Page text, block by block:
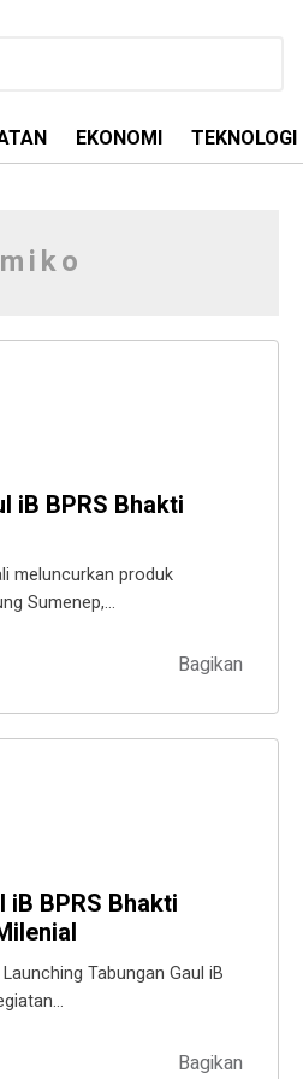
EKONOMI TEKNOLOGI
iB BPRS Bhakti
meluncurkan produk
Sumenep,…
Bagikan
iB BPRS Bhakti
Tabungan Gaul iB
Bagikan